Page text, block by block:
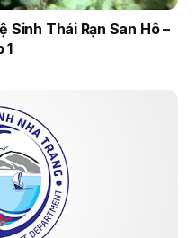
Sinh Thái Rạn San Hô –
1